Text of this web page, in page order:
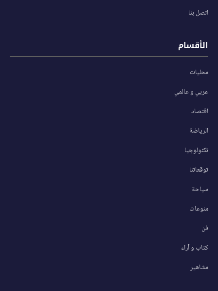
اتصل بنا
الأقسام
محليات
عربي و عالمي
اقتصاد
الرياضة
تكنولوجيا
توقعاتنا
سياحة
منوعات
فن
كتاب و آراء
مشاهير